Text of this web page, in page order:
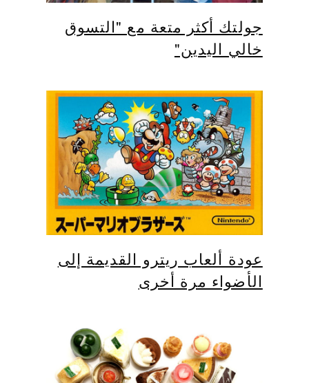
جولتك أكثر متعة مع "التسوق
خالي اليدين"
عودة ألعاب ريترو القديمة إلى
الأضواء مرة أخرى